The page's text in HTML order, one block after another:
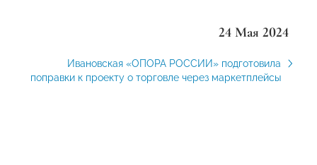
24 Мая 2024
Ивановская «ОПОРА РОССИИ» подготовила
поправки к проекту о торговле через маркетплейсы